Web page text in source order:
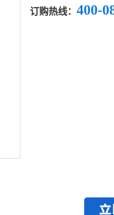
订购热线： 400-